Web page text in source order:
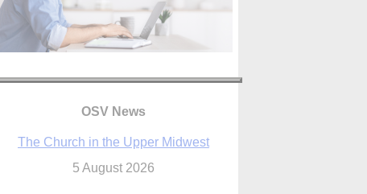
OSV News
The Church in the Upper Midwest
5 August 2026